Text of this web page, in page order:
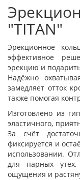
"TITAN"
Эрекционное
эффективное
эрекцию и
Надёжно
замедляет отток
также помогая
Изготовлено из
эластичного,
За счёт
фиксируется и
использовании.
для парных
ощущения и